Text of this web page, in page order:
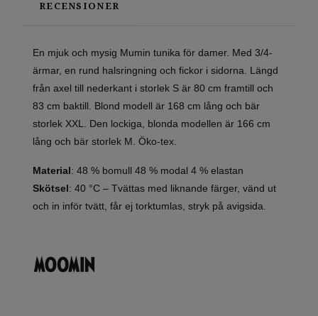
RECENSIONER
En mjuk och mysig Mumin tunika för damer. Med 3/4-
ärmar, en rund halsringning och fickor i sidorna. Längd
från axel till nederkant i storlek S är 80 cm framtill och
83 cm baktill. Blond modell är 168 cm lång och bär
storlek XXL. Den lockiga, blonda modellen är 166 cm
lång och bär storlek M. Öko-tex.
Material: 48 % bomull 48 % modal 4 % elastan
Skötsel: 40 °C – Tvättas med liknande färger, vänd ut
och in inför tvätt, får ej torktumlas, stryk på avigsida.